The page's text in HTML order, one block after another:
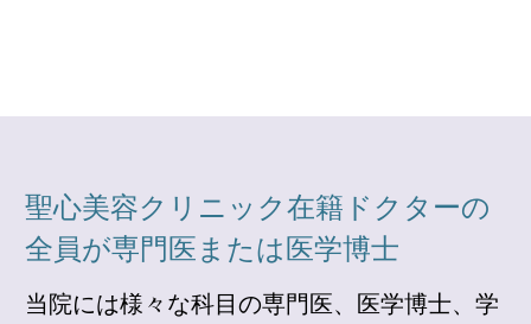
聖心美容クリニック在籍ドクターの
全員が専門医または医学博士
当院には様々な科目の専門医、医学博士、学